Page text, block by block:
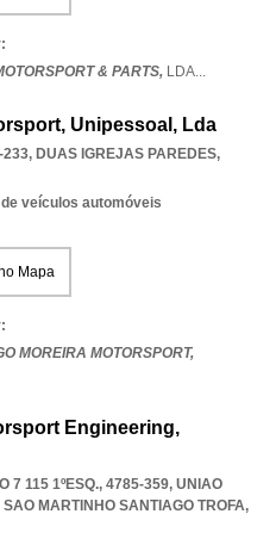
& PARTS, LDA...
Unipessoal, Lda
233, DUAS IGREJAS PAREDES,
veículos automóveis
Mapa
MOREIRA MOTORSPORT,
Engineering,
7 115 1ºESQ., 4785-359, UNIAO
MARTINHO SANTIAGO TROFA,